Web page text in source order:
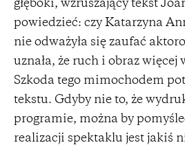
głęboki, wzruszający tekst
powiedzieć: czy Katarzyna
nie odważyła się zaufać
uznała, że ruch i obraz więcej
Szkoda tego mimochodem
tekstu. Gdyby nie to, że
programie, można by
realizacji spektaklu jest jakiś